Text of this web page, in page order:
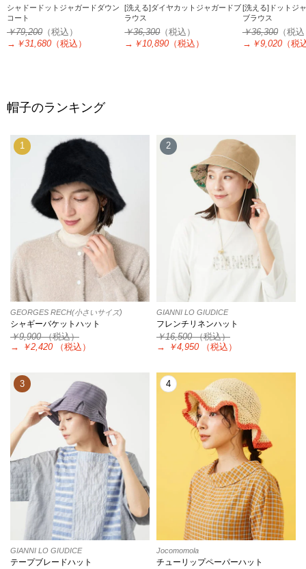
シャドードットジャガードダウン
コート
￥79,200 （税込）
→ ￥31,680 （税込）
[洗える]ダイヤカットジャガードブ
ラウス
￥36,300（税込）
→ ￥10,890 （税込）
[洗える]ドットジ
ブラウス
￥36,300（税
→ ￥9,020（税
帽子のランキング
1
GEORGES RECH(小さいサイズ)
シャギーバケットハット
￥9,900（税込）
→
￥2,420 （税込）
2
GIANNI LO GIUDICE
フレンチリネンハット
￥16,500（税込）
→
￥4,950 （税込）
3
GIANNI LO GIUDICE
テープブレードハット
4
Jocomomola
チューリップペーパーハット